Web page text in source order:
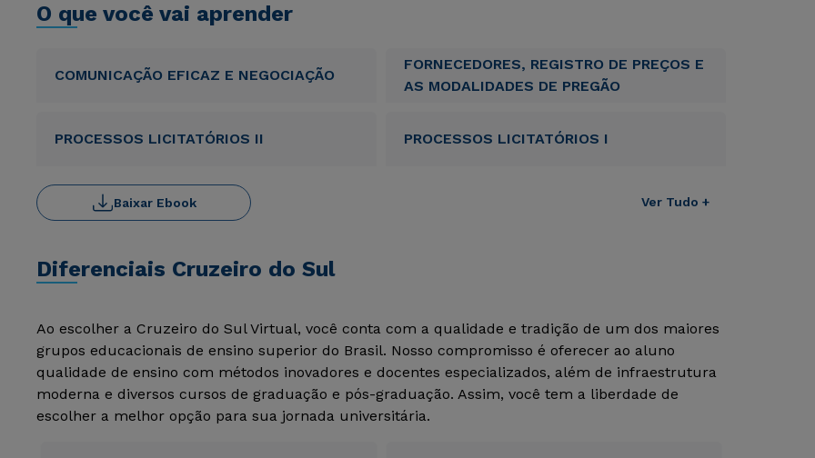
O que você vai aprender
COMUNICAÇÃO EFICAZ E NEGOCIAÇÃO
FORNECEDORES, REGISTRO DE PREÇOS E
AS MODALIDADES DE PREGÃO
PROCESSOS LICITATÓRIOS II PROCESSOS LICITATÓRIOS I
Ver Tudo +
Baixar Ebook
Diferenciais Cruzeiro do Sul
Ao escolher a Cruzeiro do Sul Virtual, você conta com a qualidade e tradição de um dos maiores
grupos educacionais de ensino superior do Brasil. Nosso compromisso é oferecer ao aluno
qualidade de ensino com métodos inovadores e docentes especializados, além de infraestrutura
moderna e diversos cursos de graduação e pós-graduação. Assim, você tem a liberdade de
escolher a melhor opção para sua jornada universitária.